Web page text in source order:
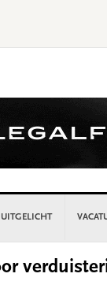
UITGELICHT